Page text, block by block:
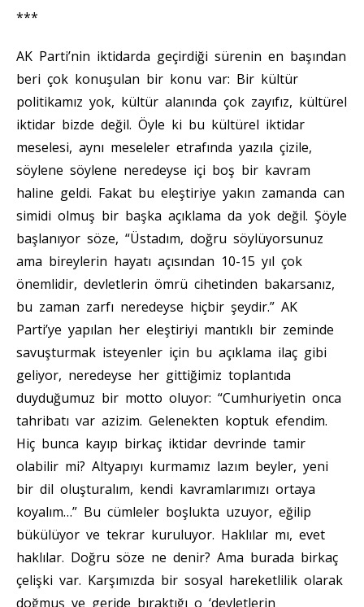
***
AK Parti’nin iktidarda geçirdiği sürenin en başından
beri çok konuşulan bir konu var: Bir kültür
politikamız yok, kültür alanında çok zayıfız, kültürel
iktidar bizde değil. Öyle ki bu kültürel iktidar
meselesi, aynı meseleler etrafında yazıla çizile,
söylene söylene neredeyse içi boş bir kavram
haline geldi. Fakat bu eleştiriye yakın zamanda can
simidi olmuş bir başka açıklama da yok değil. Şöyle
başlanıyor söze, “Üstadım, doğru söylüyorsunuz
ama bireylerin hayatı açısından 10-15 yıl çok
önemlidir, devletlerin ömrü cihetinden bakarsanız,
bu zaman zarfı neredeyse hiçbir şeydir.” AK
Parti’ye yapılan her eleştiriyi mantıklı bir zeminde
savuşturmak isteyenler için bu açıklama ilaç gibi
geliyor, neredeyse her gittiğimiz toplantıda
duyduğumuz bir motto oluyor: “Cumhuriyetin onca
tahribatı var azizim. Gelenekten koptuk efendim.
Hiç bunca kayıp birkaç iktidar devrinde tamir
olabilir mi? Altyapıyı kurmamız lazım beyler, yeni
bir dil oluşturalım, kendi kavramlarımızı ortaya
koyalım…” Bu cümleler boşlukta uzuyor, eğilip
bükülüyor ve tekrar kuruluyor. Haklılar mı, evet
haklılar. Doğru söze ne denir? Ama burada birkaç
çelişki var. Karşımızda bir sosyal hareketlilik olarak
doğmuş ve geride bıraktığı o ‘devletlerin